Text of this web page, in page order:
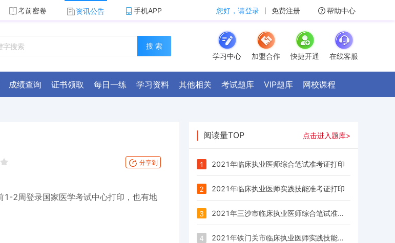
考前密卷 资讯公告 手机APP 您好，请登录 丨 免费注册 帮助中心
搜 索
学习中心
加盟合作 快捷开通 在线客服
成绩查询 证书领取 每日一练 学习资料 其他相关 考试题库 VIP题库 网校课程
分享到
1-2周登录国家医学考试中心打印，也有地
阅读量TOP 点击进入题库>
1 2021年临床执业医师综合笔试准考证打印
2 2021年临床执业医师实践技能准考证打印
3 2021年三沙市临床执业医师综合笔试准考证打印
4 2021年铁门关市临床执业医师实践技能准考证打印